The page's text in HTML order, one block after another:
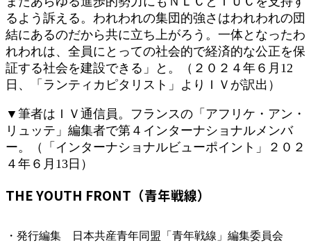
るよう訴える。われわれの集団的強さはわれわれの団
結にあるのだから共に立ち上がろう。一体となったわ
れわれは、全員にとっての社会的で経済的な公正を保
証する社会を建設できる」と。（２０２４年６月12
日、「ランティカピタリスト」よりＩＶが訳出）
▼筆者はＩＶ通信員。フランスの「アフリケ・アン・
リュッテ」編集者で第４インターナショナルメンバ
ー。（「インターナショナルビューポイント」２０２
４年６月13日）
THE YOUTH FRONT（青年戦線）
・発行編集 日本共産青年同盟「青年戦線」編集委員会